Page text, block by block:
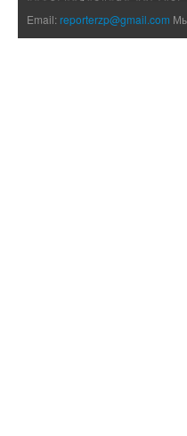
Email:reporterzp@gmail.com